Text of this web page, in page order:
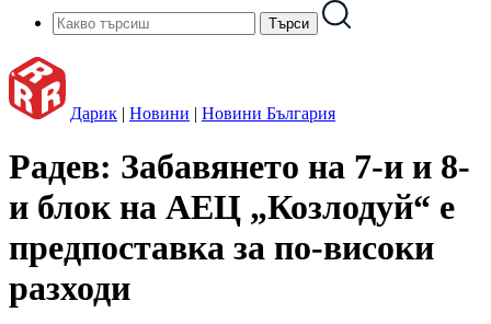
Дарик | Новини | Новини България
Радев: Забавянето на 7-и и 8-
и блок на АЕЦ „Козлодуй“ е
предпоставка за по-високи
разходи